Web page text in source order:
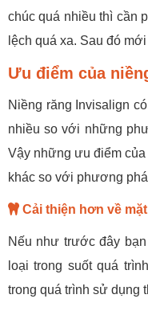
chúc quá nhiều thì cần
lệch quá xa. Sau đó
Ưu điểm của
Niềng răng Invisalign
nhiều so với những
Vậy những ưu điểm
khác so với phương
Cải thiện hơn về
Nếu như trước đây
loại trong suốt quá
trong quá trình sử dụng